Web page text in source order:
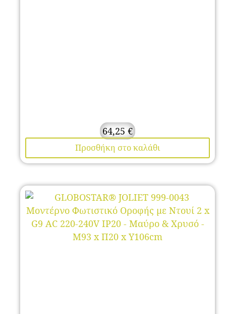
64,25 €
Προσθήκη στο καλάθι